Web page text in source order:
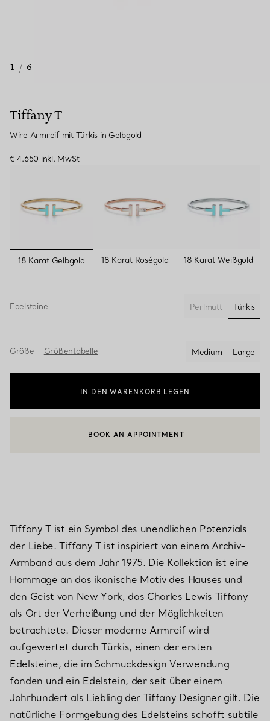
1 / 6
Tiffany T
Wire Armreif mit Türkis in Gelbgold
€ 4.650 inkl. MwSt
ausgewählt
18 Karat Gelbgold 18 Karat Roségold 18 Karat Weißgold
Edelsteine Perlmutt
Türkis
Größe Größentabelle
Medium
ausgewählt
Large
IN DEN WARENKORB LEGEN
EINEN KUNDENBERATER KONTAKTIEREN ODER EINEN
BOOK AN APPOINTMENT
Tiffany T ist ein Symbol des unendlichen Potenzials
der Liebe. Tiffany T ist inspiriert von einem Archiv-
Armband aus dem Jahr 1975. Die Kollektion ist eine
Hommage an das ikonische Motiv des Hauses und
den Geist von New York, das Charles Lewis Tiffany
als Ort der Verheißung und der Möglichkeiten
betrachtete. Dieser moderne Armreif wird
aufgewertet durch Türkis, einen der ersten
Edelsteine, die im Schmuckdesign Verwendung
fanden und ein Edelstein, der seit über einem
Jahrhundert als Liebling der Tiffany Designer gilt. Die
natürliche Formgebung des Edelsteins schafft subtile